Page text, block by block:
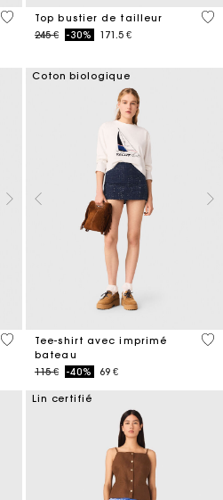
4,4 out of 5 Customer Rating
Top bustier de tailleur
Price reduced from
245 €to-30% 171.5 €
3,4
3,8 out of 5 Customer Rating
Coton biologique
Tee-shirt avec imprimé
bateau
Price reduced from
115 €to-40% 69 €
3,5
Lin certifié